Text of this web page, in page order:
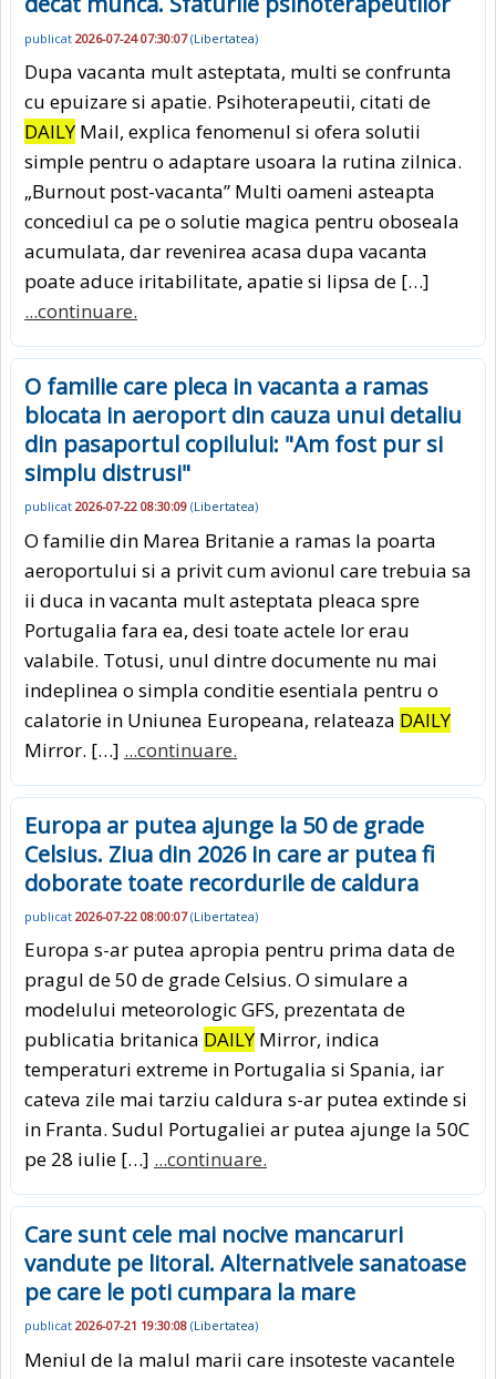
publicat 2026-07-24 07:30:07(Libertatea)
Dupa vacanta mult asteptata, multi se confrunta
cu epuizare si apatie. Psihoterapeutii, citati de
DAILY Mail, explica fenomenul si ofera solutii
simple pentru o adaptare usoara la rutina zilnica.
„Burnout post-vacanta” Multi oameni asteapta
concediul ca pe o solutie magica pentru oboseala
acumulata, dar revenirea acasa dupa vacanta
poate aduce iritabilitate, apatie si lipsa de […]
...continuare.
O familie care pleca in vacanta a ramas
blocata in aeroport din cauza unui detaliu
din pasaportul copilului: "Am fost pur si
simplu distrusi"
publicat 2026-07-22 08:30:09 (Libertatea)
O familie din Marea Britanie a ramas la poarta
aeroportului si a privit cum avionul care trebuia sa
ii duca in vacanta mult asteptata pleaca spre
Portugalia fara ea, desi toate actele lor erau
valabile. Totusi, unul dintre documente nu mai
indeplinea o simpla conditie esentiala pentru o
calatorie in Uniunea Europeana, relateaza DAILY
Mirror. […] ...continuare.
Europa ar putea ajunge la 50 de grade
Celsius. Ziua din 2026 in care ar putea fi
doborate toate recordurile de caldura
publicat 2026-07-22 08:00:07(Libertatea)
Europa s-ar putea apropia pentru prima data de
pragul de 50 de grade Celsius. O simulare a
modelului meteorologic GFS, prezentata de
publicatia britanica DAILY Mirror, indica
temperaturi extreme in Portugalia si Spania, iar
cateva zile mai tarziu caldura s-ar putea extinde si
in Franta. Sudul Portugaliei ar putea ajunge la 50C
pe 28 iulie […] ...continuare.
Care sunt cele mai nocive mancaruri
vandute pe litoral. Alternativele sanatoase
pe care le poti cumpara la mare
publicat 2026-07-21 19:30:08 (Libertatea)
Meniul de la malul marii care insoteste vacantele